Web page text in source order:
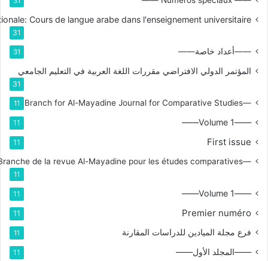
Cours de langue arabe dans l'enseignement universitaire
31
——أعداد خاصة—— 31
المؤتمر الدولي الافتراضي مقررات اللغة العربية في التعليم الجامعي
31
—Branch for Al-Mayadine Journal for Comparative Studies
11
——Volume 1——
11
First issue
11
—Branche de la revue Al-Mayadine pour les études comparatives
11
——Volume 1——
11
Premier numéro
11
فرع مجلة الميادين للدراسات المقارنة 11
——المجلد الأول—— 11